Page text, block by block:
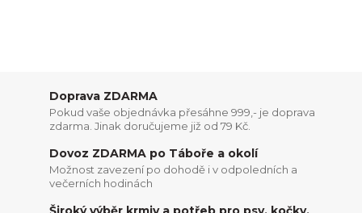
Doprava ZDARMA
Pokud vaše objednávka přesáhne 999,- je doprava
zdarma. Jinak doručujeme již od 79 Kč.
Dovoz ZDARMA po Táboře a okolí
Možnost zavezení po dohodě i v odpoledních a
večerních hodinách